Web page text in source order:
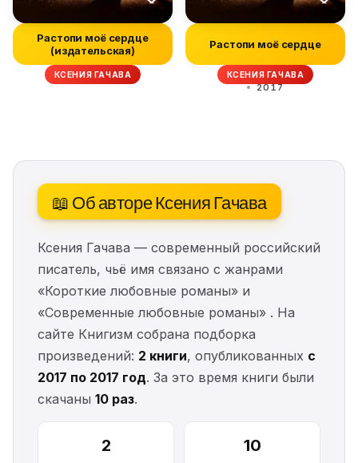
Растопи моё сердце
(издательская)
КСЕНИЯ ГАЧАВА
Растопи моё сердце
КСЕНИЯ ГАЧАВА
2017
📖 Об авторе Ксения Гачава
Ксения Гачава — современный российский
писатель, чьё имя связано с жанрами
«Короткие любовные романы» и
«Современные любовные романы» . На
сайте Книгизм собрана подборка
произведений: 2 книги, опубликованных с
2017 по 2017 год. За это время книги были
скачаны 10 раз.
2 10